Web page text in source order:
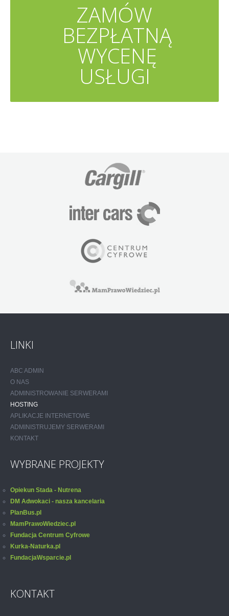
ZAMÓW
BEZPŁATNĄ
WYCENĘ
USŁUGI
LINKI
ABC ADMIN
O NAS
ADMINISTROWANIE SERWERAMI
HOSTING
APLIKACJE INTERNETOWE
ADMINISTRUJEMY SERWERAMI
KONTAKT
WYBRANE PROJEKTY
Opiekun Stada - Nutrena
DM Adwokaci - nasza kancelaria
PlanBus.pl
MamPrawoWiedziec.pl
Fundacja Centrum Cyfrowe
Kurka-Naturka.pl
FundacjaWsparcie.pl
KONTAKT